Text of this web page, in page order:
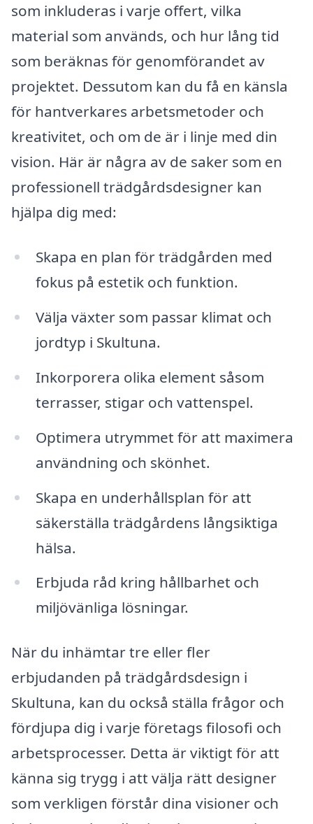
som inkluderas i varje offert, vilka
material som används, och hur lång tid
som beräknas för genomförandet av
projektet. Dessutom kan du få en känsla
för hantverkares arbetsmetoder och
kreativitet, och om de är i linje med din
vision. Här är några av de saker som en
professionell trädgårdsdesigner kan
hjälpa dig med:
Skapa en plan för trädgården med
fokus på estetik och funktion.
Välja växter som passar klimat och
jordtyp i Skultuna.
Inkorporera olika element såsom
terrasser, stigar och vattenspel.
Optimera utrymmet för att maximera
användning och skönhet.
Skapa en underhållsplan för att
säkerställa trädgårdens långsiktiga
hälsa.
Erbjuda råd kring hållbarhet och
miljövänliga lösningar.
När du inhämtar tre eller fler
erbjudanden på trädgårdsdesign i
Skultuna, kan du också ställa frågor och
fördjupa dig i varje företags filosofi och
arbetsprocesser. Detta är viktigt för att
känna sig trygg i att välja rätt designer
som verkligen förstår dina visioner och